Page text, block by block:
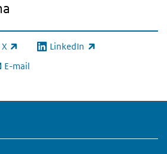
X link) LinkedIn
(externe link)
E-mail